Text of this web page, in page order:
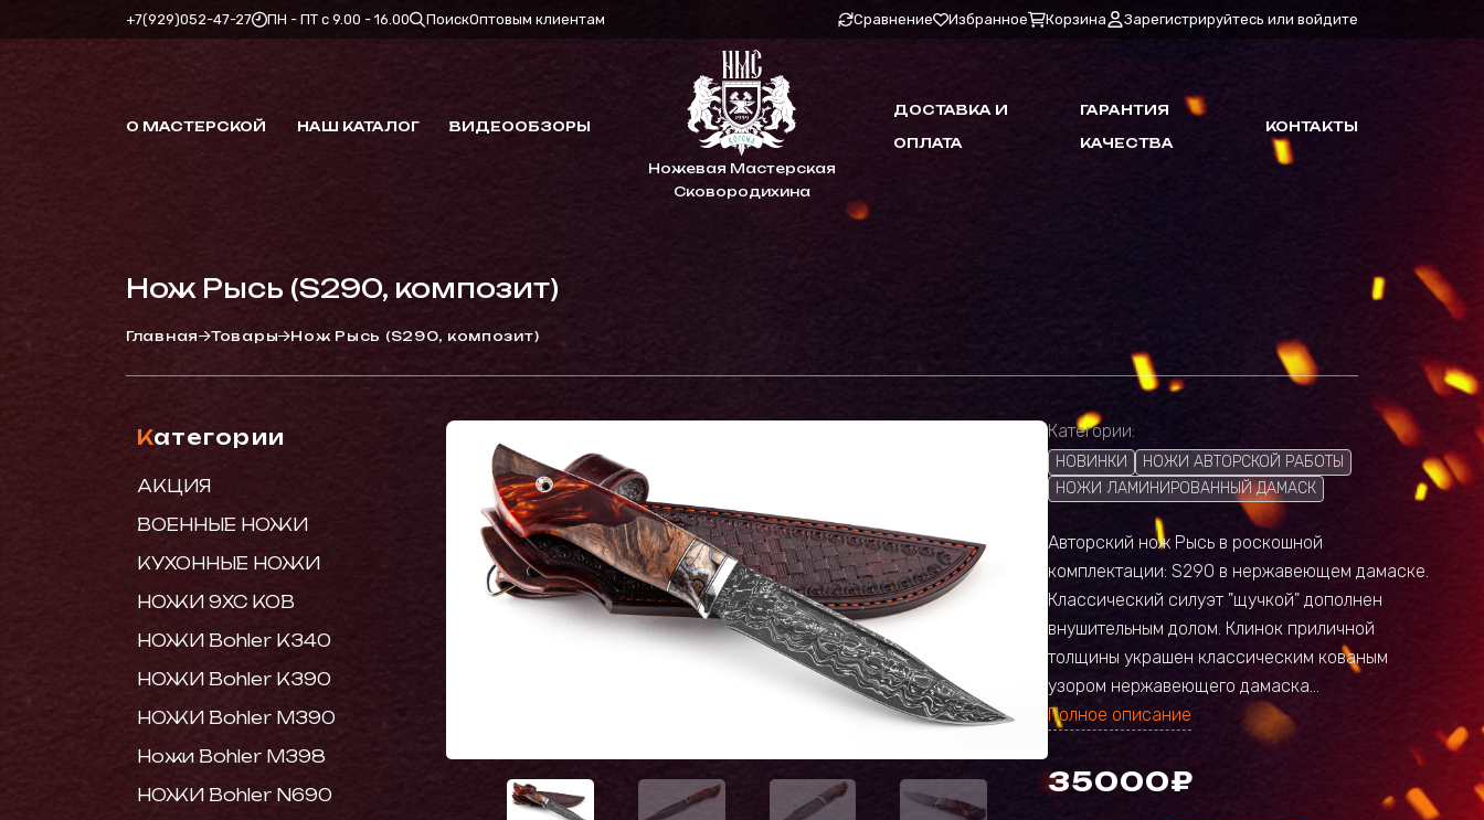
+7(929)052-47-27 ПН - ПТ с 9.00 - 16.00 ПоискОптовым клиентам Сравнение Избранное Корзина Зарегистрируйтесь или войдите
О МАСТЕРСКОЙ НАШ КАТАЛОГ ВИДЕООБЗОРЫ
Ножевая Мастерская
Сковородихина
ДОСТАВКА И
ОПЛАТА
ГАРАНТИЯ
КАЧЕСТВА
КОНТАКТЫ
Нож Рысь (S290, композит)
Главная Товары Нож Рысь (S290, композит)
Категории
АКЦИЯ
ВОЕННЫЕ НОЖИ
КУХОННЫЕ НОЖИ
НОЖИ 9ХС КОВ
НОЖИ Bohler K340
НОЖИ Bohler K390
НОЖИ Bohler M390
Ножи Bohler M398
НОЖИ Bohler N690
Категории:
НОВИНКИ
НОЖИ АВТОРСКОЙ РАБОТЫ
НОЖИ ЛАМИНИРОВАННЫЙ ДАМАСК
Авторский нож Рысь в роскошной
комплектации: S290 в нержавеющем дамаске.
Классический силуэт "щучкой" дополнен
внушительным долом. Клинок приличной
толщины украшен классическим кованым
узором нержавеющего дамаска...
Полное описание
35000₽